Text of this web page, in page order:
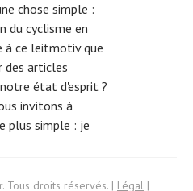
chose simple :
du cyclisme en
à ce leitmotiv que
des articles
état d'esprit ?
invitons à
plus simple : je
droits réservés. | Légal |